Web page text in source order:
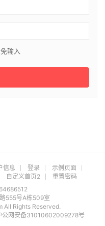
输入
信息 登录
示例页面
自定义首页2
重置密码
555号A栋509室
Rights Reserved.
公网安备31010602009278号